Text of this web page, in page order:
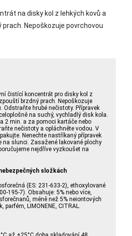
na disky kol z lehkých kovů a
Nepoškozuje povrchovou
čistící koncentrát pro disky kol z
brzdný prach. Nepoškozuje
Odstraňte hrubé nečistoty. Přípravek
na suchý, vychladlý disk kola.
2 min. a za pomoci kartáče nebo
nečistoty a opláchněte vodou. V
Nenechte nastříkaný přípravek
na slunci. Zasažené lakované plochy
nejdříve vyzkoušet na
složkách
(ES: 231-633-2), ethoxylované
195-7). Obsahuje: 5% nebo více,
méně než 5% neiontových
LIMONENE, CITRAL.